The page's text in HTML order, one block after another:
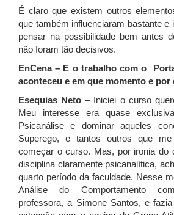
É claro que existem outros
que também influenciaram bastante e
pensar na possibilidade bem antes
não foram tão decisivos.
EnCena – E o trabalho com o
aconteceu e em que momento e por
Esequias Neto – Iniciei o curso
Meu interesse era quase
Psicanálise e dominar aqueles
Superego, e tantos outros que
começar o curso. Mas, por ironia do
disciplina claramente psicanalítica,
quarto período da faculdade. Nesse
Análise do Comportamento
professora, a Simone Santos, e